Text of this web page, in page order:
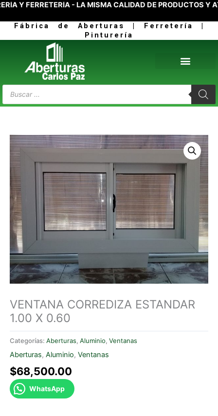
Ir
contenido
- LA MISMA CALIDAD DE PRODUCTOS Y
Fábrica de Aberturas | Ferretería |
Pinturería
Products
search
VENTANA CORREDIZA ESTANDAR
1.00 X 0.60
Categorías: Aberturas, Aluminio, Ventanas
Aberturas, Aluminio, Ventanas
$68,500.00
WhatsApp